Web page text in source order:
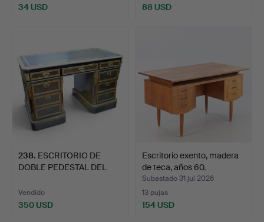
34 USD 88 USD
238. ESCRITORIO DE
DOBLE PEDESTAL DEL
Vendido
350 USD
Escritorio exento, madera
de teca, años 60.
Subastado 31 jul 2026
13 pujas
154 USD